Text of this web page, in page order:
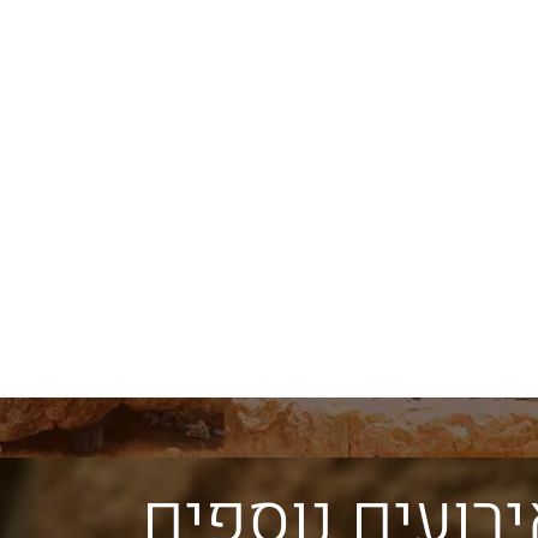
הר הבית לא היו